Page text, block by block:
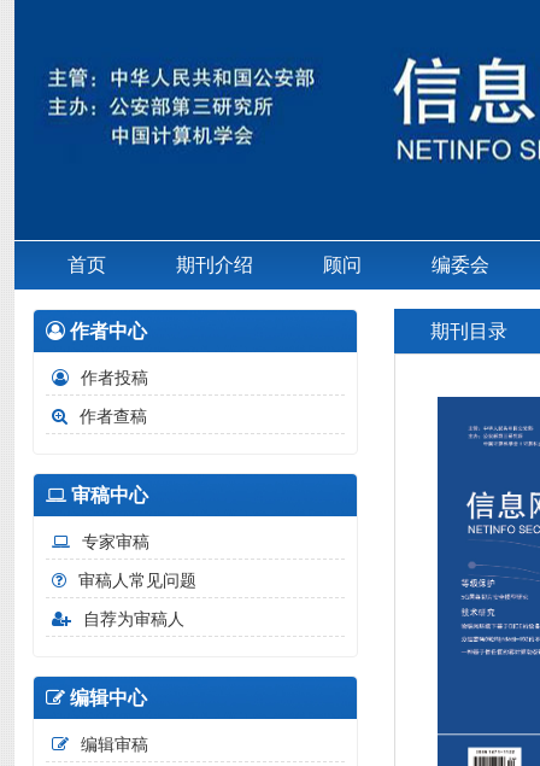
首页 期刊介绍 顾问 编委会
期刊目录
作者中心
作者投稿
作者查稿
审稿中心
专家审稿
审稿人常见问题
自荐为审稿人
编辑中心
编辑审稿